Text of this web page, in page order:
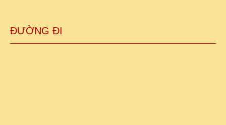
ĐƯỜNG ĐI